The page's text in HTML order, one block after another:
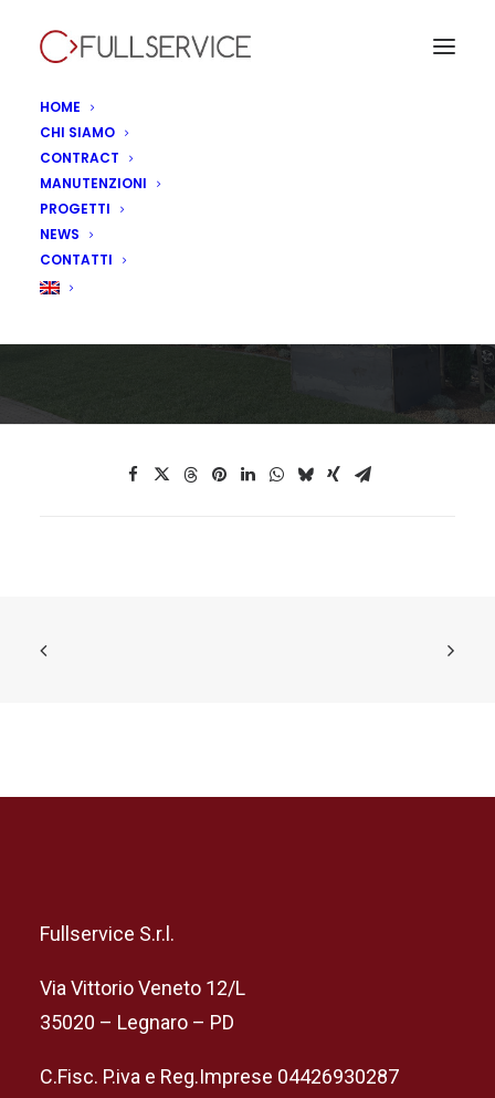
HOME
CHI SIAMO
CONTRACT
MANUTENZIONI
PROGETTI
NEWS
CONTATTI
Sedici locali,
un'unica identità:
Fullservice S.r.l.
Via Vittorio Veneto 12/L
35020 – Legnaro – PD
C.Fisc. P.iva e Reg.Imprese 04426930287